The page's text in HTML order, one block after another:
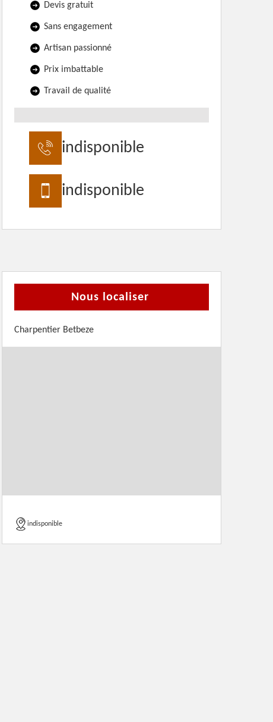
Devis gratuit
Sans engagement
Artisan passionné
Prix imbattable
Travail de qualité
indisponible
indisponible
Nous localiser
Charpentier Betbeze
indisponible